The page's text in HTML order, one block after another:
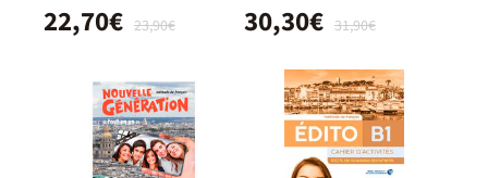
23,90€
22,70€ 31,90€
30,30€